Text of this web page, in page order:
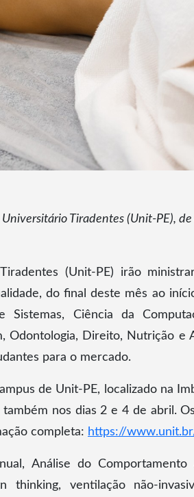
Tiradentes (Unit-PE),
(Unit-PE) irão
do final deste mês ao
Ciência da
Odontologia, Direito, Nutrição e
para o mercado.
de Unit-PE, localizado na
nos dias 2 e 4 de abril.
completa: https://
Análise do Comportamento
thinking, ventilação não-